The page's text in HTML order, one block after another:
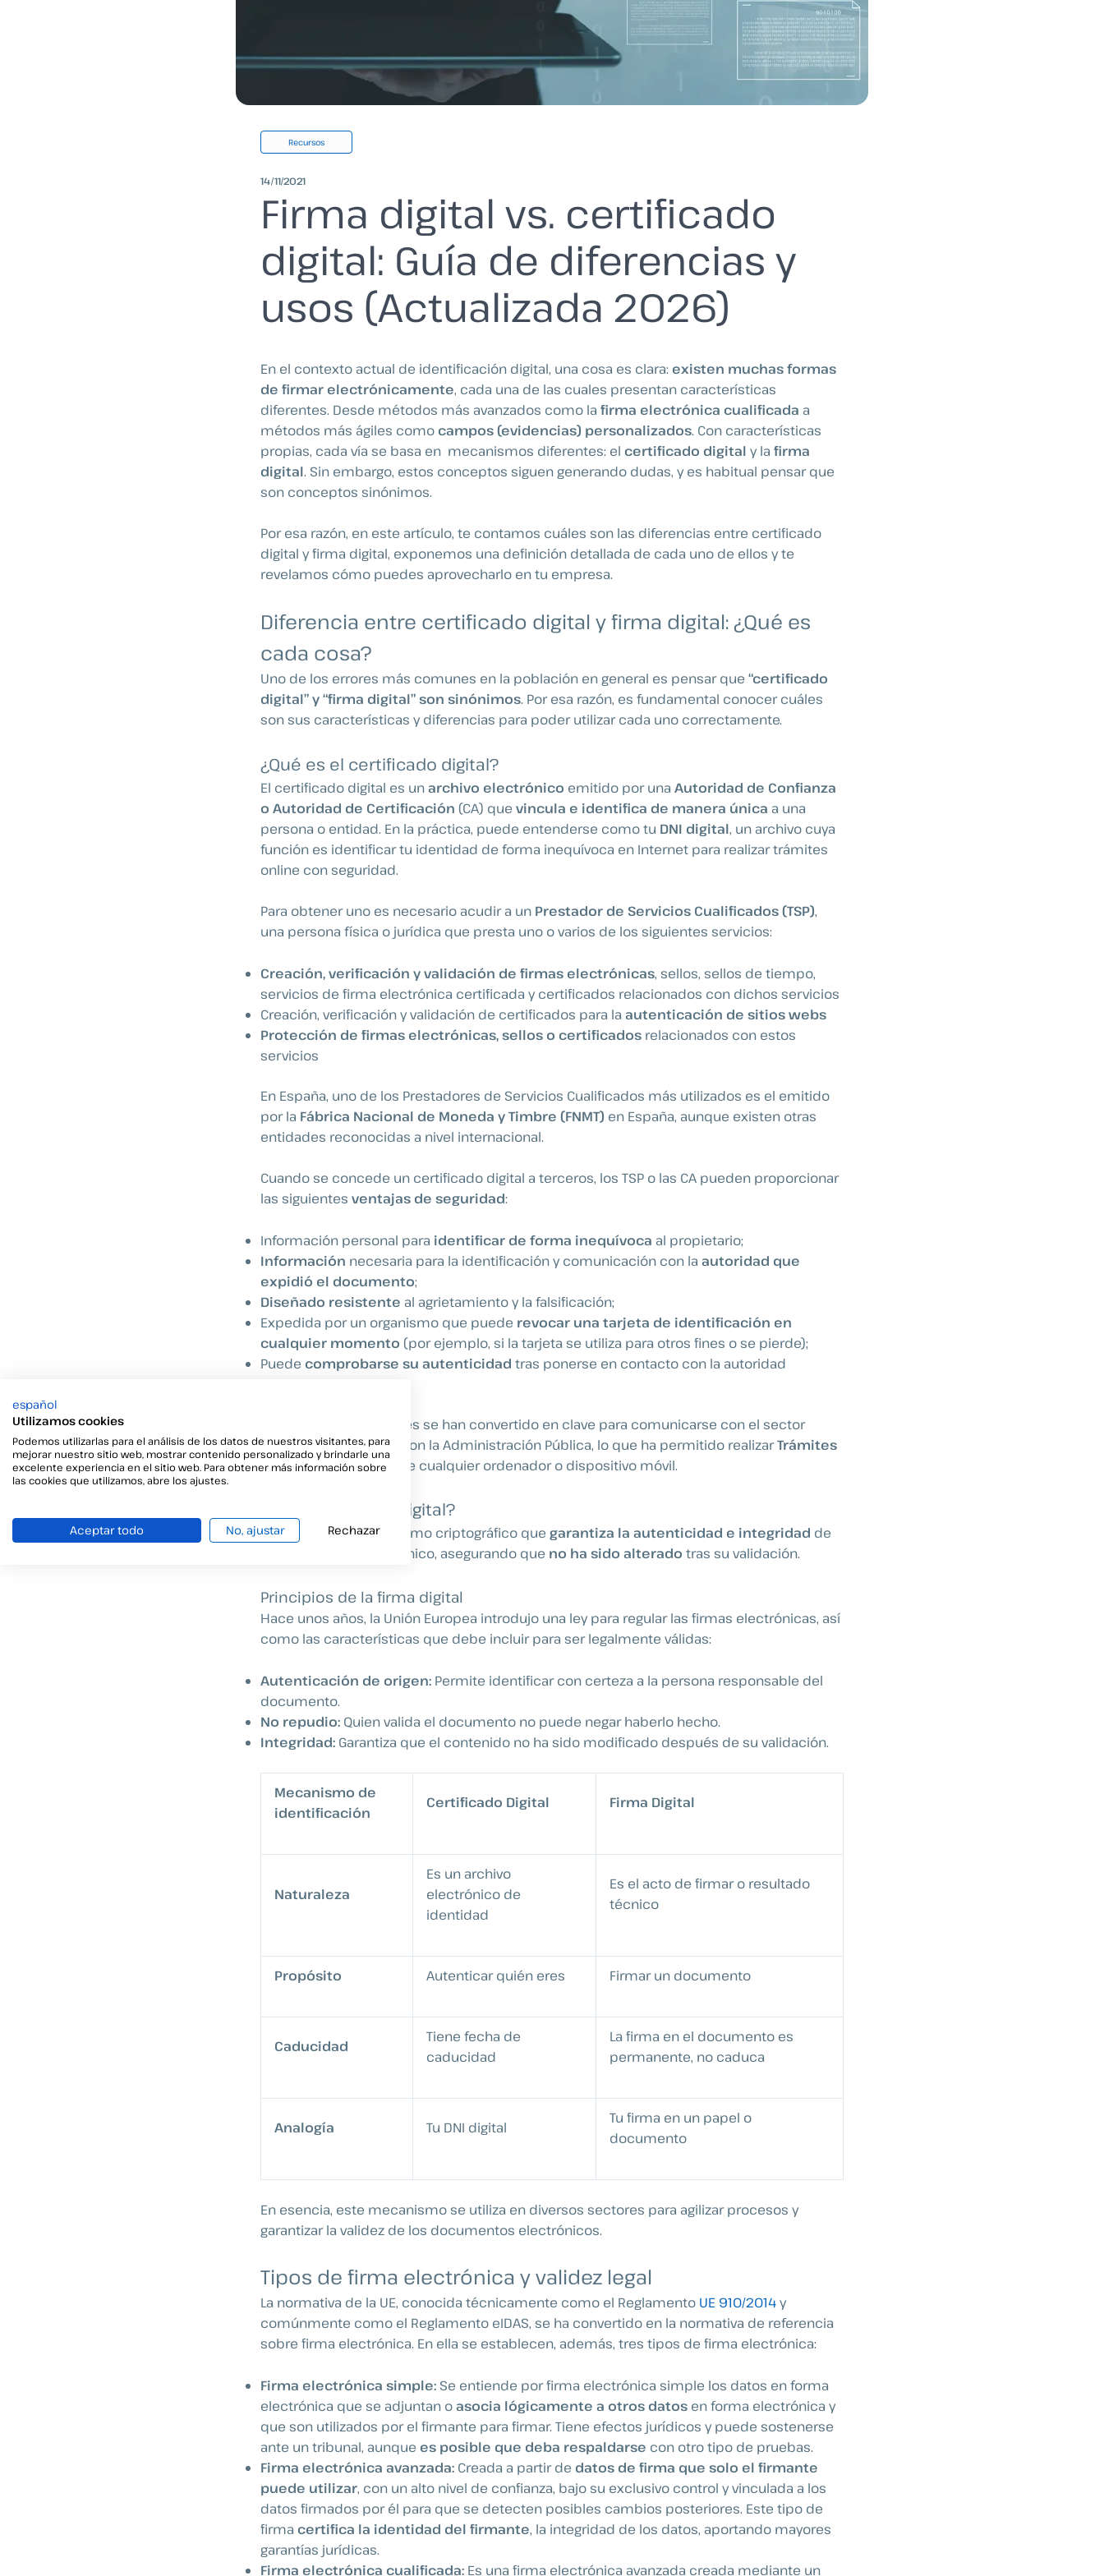
Recursos
14/11/2021
Firma digital vs. certificado
digital: Guía de diferencias y
usos (Actualizada 2026)
En el contexto actual de identificación digital, una cosa es clara: existen muchas formas
de firmar electrónicamente, cada una de las cuales presentan características
diferentes. Desde métodos más avanzados como la firma electrónica cualificada a
métodos más ágiles como campos (evidencias) personalizados. Con características
propias, cada vía se basa en mecanismos diferentes: el certificado digital y la firma
digital. Sin embargo, estos conceptos siguen generando dudas, y es habitual pensar que
son conceptos sinónimos.
Por esa razón, en este artículo, te contamos cuáles son las diferencias entre certificado
digital y firma digital, exponemos una definición detallada de cada uno de ellos y te
revelamos cómo puedes aprovecharlo en tu empresa.
Diferencia entre certificado digital y firma digital: ¿Qué es
cada cosa?
Uno de los errores más comunes en la población en general es pensar que “certificado
digital” y “firma digital” son sinónimos. Por esa razón, es fundamental conocer cuáles
son sus características y diferencias para poder utilizar cada uno correctamente.
¿Qué es el certificado digital?
El certificado digital es unarchivo electrónico emitido por una Autoridad de Confianza
o Autoridad de Certificación (CA) que vincula e identifica de manera única a una
persona o entidad. En la práctica, puede entenderse como tu DNI digital, un archivo cuya
función es identificar tu identidad de forma inequívoca en Internet para realizar trámites
online con seguridad.
Para obtener uno es necesario acudir a un Prestador de Servicios Cualificados (TSP),
una persona física o jurídica que presta uno o varios de los siguientes servicios:
Creación, verificación y validación de firmas electrónicas, sellos, sellos de tiempo,
servicios de firma electrónica certificada y certificados relacionados con dichos servicios
Creación, verificación y validación de certificados para la autenticación de sitios webs
Protección de firmas electrónicas, sellos o certificados relacionados con estos
servicios
En España, uno de los Prestadores de Servicios Cualificados más utilizados es el emitido
por la Fábrica Nacional de Moneda y Timbre (FNMT) en España, aunque existen otras
entidades reconocidas a nivel internacional.
Cuando se concede un certificado digital a terceros, los TSP o las CA pueden proporcionar
las siguientes ventajas de seguridad:
Información personal para identificar de forma inequívoca al propietario;
Información necesaria para la identificación y comunicación con la autoridad que
expidió el documento;
Diseñado resistente al agrietamiento y la falsificación;
Expedida por un organismo que puede revocar una tarjeta de identificación en
cualquier momento (por ejemplo, si la tarjeta se utiliza para otros fines o se pierde);
Puede comprobarse su autenticidad tras ponerse en contacto con la autoridad
Los certificados digitales se han convertido en clave para comunicarse con el sector
privado y, sobre todo, con la Administración Pública, lo que ha permitido realizarTrámites
Administrativosdesde cualquier ordenador o dispositivo móvil.
¿Qué es la Firma Digital?
Se trata de un mecanismo criptográfico que garantiza la autenticidad e integridad de
un documento electrónico, asegurando que no ha sido alterado tras su validación.
Principios de la firma digital
Hace unos años, la Unión Europea introdujo una ley para regular las firmas electrónicas, así
como las características que debe incluir para ser legalmente válidas:
Autenticación de origen: Permite identificar con certeza a la persona responsable del
documento.
No repudio: Quien valida el documento no puede negar haberlo hecho.
Integridad: Garantiza que el contenido no ha sido modificado después de su validación.
Mecanismo de
identificación
Certificado Digital Firma Digital
Naturaleza
Es un archivo
electrónico de
identidad
Es el acto de firmar o resultado
técnico
Propósito Autenticar quién eres Firmar un documento
Caducidad
Tiene fecha de
caducidad
La firma en el documento es
permanente, no caduca
Analogía Tu DNI digital
Tu firma en un papel o
documento
En esencia, este mecanismo se utiliza en diversos sectores para agilizar procesos y
garantizar la validez de los documentos electrónicos.
Tipos de firma electrónica y validez legal
La normativa de la UE, conocida técnicamente como el Reglamento UE 910/2014y
comúnmente como el Reglamento eIDAS, se ha convertido en la normativa de referencia
sobre firma electrónica. En ella se establecen, además, tres tipos de firma electrónica:
Firma electrónica simple: Se entiende por firma electrónica simple los datos en forma
electrónica que se adjuntan oasocia lógicamente a otros datos en forma electrónica y
que son utilizados por el firmante para firmar. Tiene efectos jurídicos y puede sostenerse
ante un tribunal, aunque es posible que deba respaldarse con otro tipo de pruebas.
Firma electrónica avanzada: Creada a partir de datos de firma que solo el firmante
puede utilizar, con un alto nivel de confianza, bajo su exclusivo control y vinculada a los
datos firmados por él para que se detecten posibles cambios posteriores. Este tipo de
firma certifica la identidad del firmante, la integridad de los datos, aportando mayores
garantías jurídicas.
Firma electrónica cualificada: Es una firma electrónica avanzada creada mediante un
español
Utilizamos cookies
Podemos utilizarlas para el análisis de los datos de nuestros visitantes, para
mejorar nuestro sitio web, mostrar contenido personalizado y brindarle una
excelente experiencia en el sitio web. Para obtener más información sobre
las cookies que utilizamos, abre los ajustes.
Aceptar todo No, ajustar Rechazar